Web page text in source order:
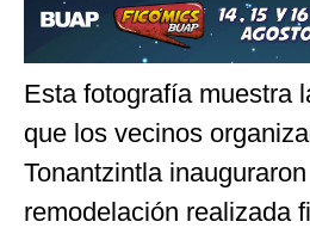
Esta fotografía muestra
que los vecinos
Tonantzintla
remodelación realizada